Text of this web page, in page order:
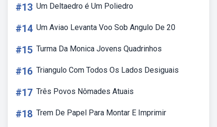
#13 Um Deltaedro é Um Poliedro
#14 Um Aviao Levanta Voo Sob Angulo De 20
#15 Turma Da Monica Jovens Quadrinhos
#16 Triangulo Com Todos Os Lados Desiguais
#17 Três Povos Nômades Atuais
#18 Trem De Papel Para Montar E Imprimir